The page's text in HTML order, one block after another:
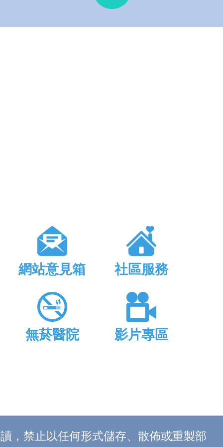
網站意見箱 社區服務
無菸醫院 影片專區
，禁止以任何形式儲存、散佈或重製部